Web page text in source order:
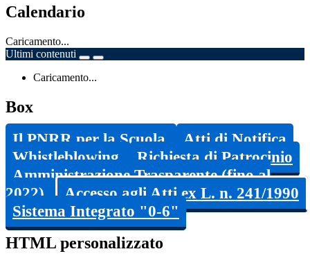
Calendario
Caricamento...
Ultimi contenuti
Caricamento...
Box
Il PNRR per la Scuola
Atti di Notifica
Whistleblowing
Richiesta di Patrocinio
Amministrazione Trasparente (fino al
2022)
Accesso agli Atti ex L. n. 241/1990
Sistema Integrato "0-6"
HTML personalizzato